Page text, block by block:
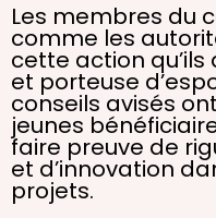
Les membres du
comme les
cette action
et porteuse
conseils avisés
jeunes
faire preuve de
et d’innovation
projets.